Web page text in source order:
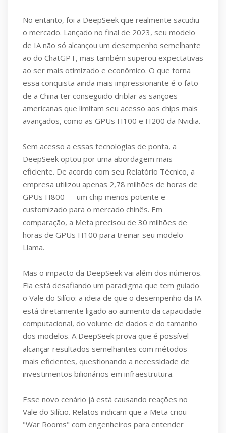
No entanto, foi a DeepSeek que realmente sacudiu
o mercado. Lançado no final de 2023, seu modelo
de IA não só alcançou um desempenho semelhante
ao do ChatGPT, mas também superou expectativas
ao ser mais otimizado e econômico. O que torna
essa conquista ainda mais impressionante é o fato
de a China ter conseguido driblar as sanções
americanas que limitam seu acesso aos chips mais
avançados, como as GPUs H100 e H200 da Nvidia.
Sem acesso a essas tecnologias de ponta, a
DeepSeek optou por uma abordagem mais
eficiente. De acordo com seu Relatório Técnico, a
empresa utilizou apenas 2,78 milhões de horas de
GPUs H800 — um chip menos potente e
customizado para o mercado chinês. Em
comparação, a Meta precisou de 30 milhões de
horas de GPUs H100 para treinar seu modelo
Llama.
Mas o impacto da DeepSeek vai além dos números.
Ela está desafiando um paradigma que tem guiado
o Vale do Silício: a ideia de que o desempenho da IA
está diretamente ligado ao aumento da capacidade
computacional, do volume de dados e do tamanho
dos modelos. A DeepSeek prova que é possível
alcançar resultados semelhantes com métodos
mais eficientes, questionando a necessidade de
investimentos bilionários em infraestrutura.
Esse novo cenário já está causando reações no
Vale do Silício. Relatos indicam que a Meta criou
"War Rooms" com engenheiros para entender